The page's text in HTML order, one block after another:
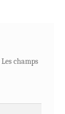
Les champs